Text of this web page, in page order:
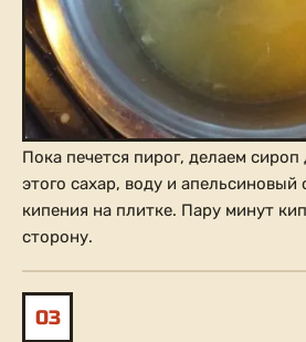
Пока печется пирог, делаем
этого сахар, воду и апельсиновый
кипения на плитке. Пару минут
сторону.
03